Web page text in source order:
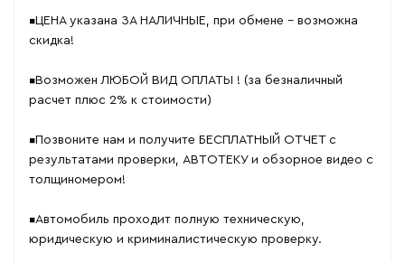
▪️ЦЕНА указана ЗА НАЛИЧНЫЕ, при обмене - возможна
скидка!
▪️Возможен ЛЮБОЙ ВИД ОПЛАТЫ ! (за безналичный
расчет плюс 2% к стоимости)
▪️Позвоните нам и получите БЕСПЛАТНЫЙ ОТЧЕТ с
результатами проверки, АВТОТЕКУ и обзорное видео с
толщиномером!
▪️Автомобиль проходит полную техническую,
юридическую и криминалистическую проверку.